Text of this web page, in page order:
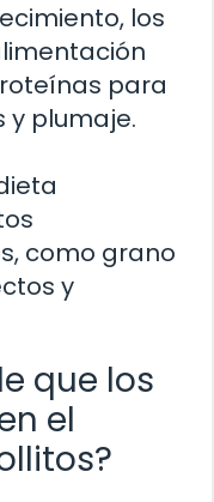
los
para
y plumaje.
como grano
y
que los
el